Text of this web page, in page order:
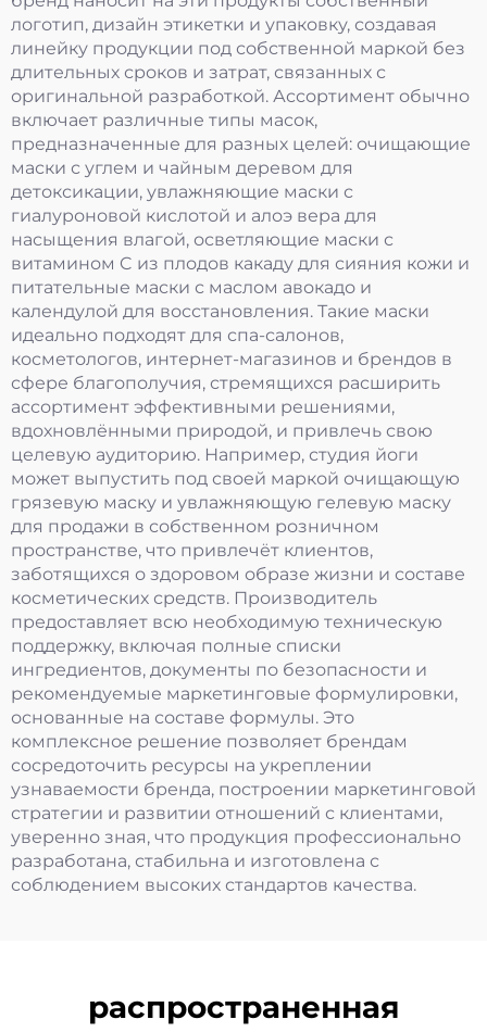
логотип, дизайн этикетки и упаковку, создавая
линейку продукции под собственной маркой без
длительных сроков и затрат, связанных с
оригинальной разработкой. Ассортимент обычно
включает различные типы масок,
предназначенные для разных целей: очищающие
маски с углем и чайным деревом для
детоксикации, увлажняющие маски с
гиалуроновой кислотой и алоэ вера для
насыщения влагой, осветляющие маски с
витамином C из плодов какаду для сияния кожи и
питательные маски с маслом авокадо и
календулой для восстановления. Такие маски
идеально подходят для спа-салонов,
косметологов, интернет-магазинов и брендов в
сфере благополучия, стремящихся расширить
ассортимент эффективными решениями,
вдохновлёнными природой, и привлечь свою
целевую аудиторию. Например, студия йоги
может выпустить под своей маркой очищающую
грязевую маску и увлажняющую гелевую маску
для продажи в собственном розничном
пространстве, что привлечёт клиентов,
заботящихся о здоровом образе жизни и составе
косметических средств. Производитель
предоставляет всю необходимую техническую
поддержку, включая полные списки
ингредиентов, документы по безопасности и
рекомендуемые маркетинговые формулировки,
основанные на составе формулы. Это
комплексное решение позволяет брендам
сосредоточить ресурсы на укреплении
узнаваемости бренда, построении маркетинговой
стратегии и развитии отношений с клиентами,
уверенно зная, что продукция профессионально
разработана, стабильна и изготовлена с
соблюдением высоких стандартов качества.
распространенная